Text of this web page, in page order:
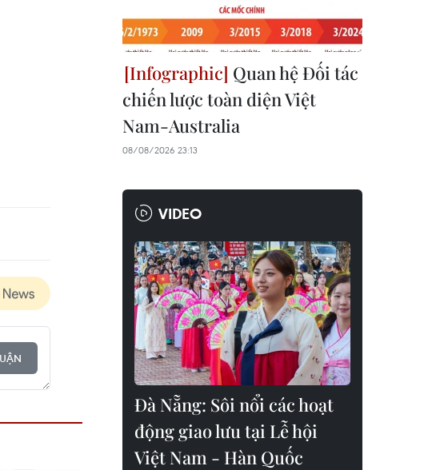
Quan hệ Đối tác
chiến lược toàn diện Việt
Nam-Australia
08/08/2026 23:13
VIDEO
Đà Nẵng: Sôi nổi các hoạt
động giao lưu tại Lễ hội
Việt Nam - Hàn Quốc